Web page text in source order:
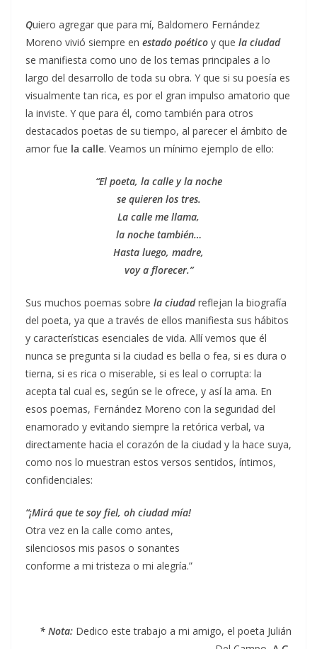
Quiero agregar que para mí, Baldomero Fernández
Moreno vivió siempre en estado poético y que la ciudad
se manifiesta como uno de los temas principales a lo
largo del desarrollo de toda su obra. Y que si su poesía es
visualmente tan rica, es por el gran impulso amatorio que
la inviste. Y que para él, como también para otros
destacados poetas de su tiempo, al parecer el ámbito de
amor fue la calle. Veamos un mínimo ejemplo de ello:
“El poeta, la calle y la noche
se quieren los tres.
La calle me llama,
la noche también…
Hasta luego, madre,
voy a florecer.”
Sus muchos poemas sobre la ciudadreflejan la biografía
del poeta, ya que a través de ellos manifiesta sus hábitos
y características esenciales de vida. Allí vemos que él
nunca se pregunta si la ciudad es bella o fea, si es dura o
tierna, si es rica o miserable, si es leal o corrupta: la
acepta tal cual es, según se le ofrece, y así la ama. En
esos poemas, Fernández Moreno con la seguridad del
enamorado y evitando siempre la retórica verbal, va
directamente hacia el corazón de la ciudad y la hace suya,
como nos lo muestran estos versos sentidos, íntimos,
confidenciales:
“¡Mirá que te soy fiel, oh ciudad mía!
Otra vez en la calle como antes,
silenciosos mis pasos o sonantes
conforme a mi tristeza o mi alegría.”
* Nota: Dedico este trabajo a mi amigo, el poeta Julián